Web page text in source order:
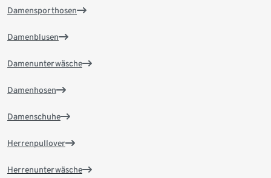
Damensporthosen
Damenblusen
Damenunterwäsche
Damenhosen
Damenschuhe
Herrenpullover
Herrenunterwäsche